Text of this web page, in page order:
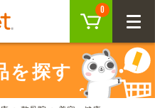
0
CLOSE
ログイン
を探す